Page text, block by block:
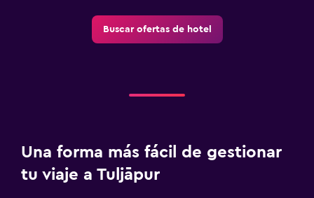
Buscar ofertas de hotel
Una forma más fácil de gestionar
tu viaje a Tuljāpur